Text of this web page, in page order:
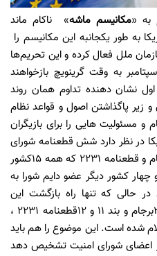
به «مکانیسم ماشه» ناکام ماند
به طور یکجانبه این مکانیسم را
ملل فعال کرده و این تحریم‌ها
به صورت خودکار از نیمه شب ۲۰سپتامبر به وقت گرینویچ بازخواهند
نشان دهنده تداوم همان روند
و زیر پاگذاشتن اصول و قواعد نظام
مسئولیت هایی را برای بازیگران
در نظر دارد شش قطعنامه شورای
امنیت را باز گرداند که بر اساس برجام و قطعنامه 2231 که همه 15کشور
چهار کشور دیگر عضو دایم شورا به
حالی که تنها راه بازگشت این
قطعنامه ها بر اساس بند 36 و 37برجام و بند 11 و 12قطعنامه 2231 ،
شده است. این موضوع را هم باید
اعضای شورای امنیت تشخیص دهد